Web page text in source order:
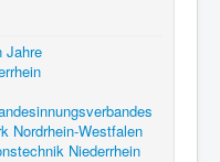
Jahre
Nordrhein-Westfalen
Niederrhein